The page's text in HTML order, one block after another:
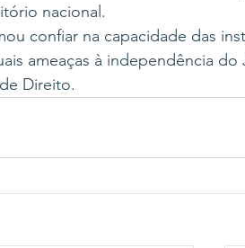
nacional.
confiar na capacidade das
ameaças à independência do
Direito.